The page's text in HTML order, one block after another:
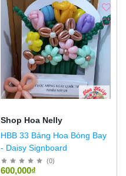
Shop Hoa Nelly
HBB 33 Bảng Hoa Bóng Bay
- Daisy Signboard
(0)
600,000₫